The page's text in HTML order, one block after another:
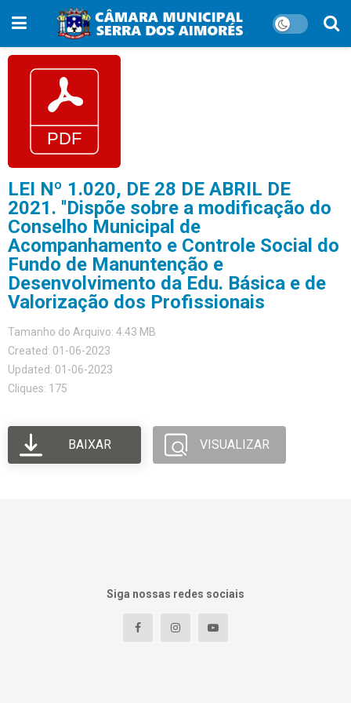
LEI Nº 1.020, DE 28 DE ABRIL DE
2021. ''Dispõe sobre a modificação do
Conselho Municipal de
Acompanhamento e Controle Social do
Fundo de Manuntenção e
Desenvolvimento da Edu. Básica e de
Valorização dos Profissionais
Tamanho do Arquivo: 4.43 MB
Created: 01-06-2023
Updated: 01-06-2023
Cliques: 175
BAIXAR VISUALIZAR
Siga nossas redes sociais